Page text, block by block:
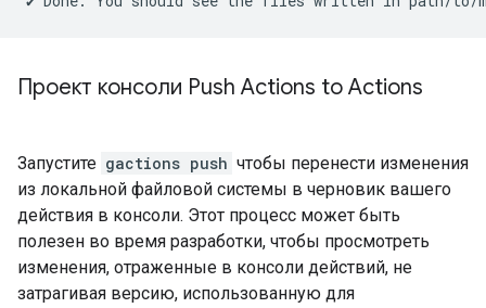
Проект консоли Push Actions to Actions
Запустите gactions push чтобы перенести изменения
из локальной файловой системы в черновик вашего
действия в консоли. Этот процесс может быть
полезен во время разработки, чтобы просмотреть
изменения, отраженные в консоли действий, не
затрагивая версию, использованную для